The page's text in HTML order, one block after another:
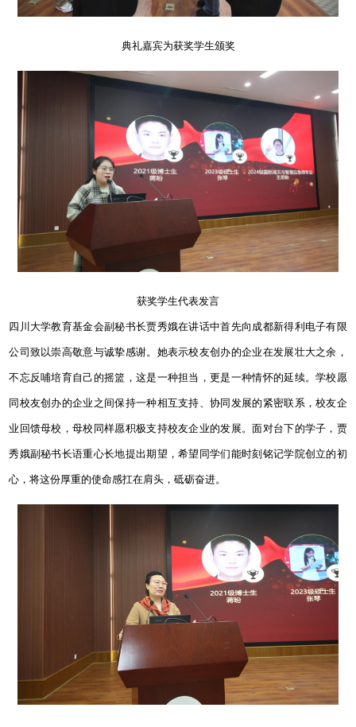
典礼嘉宾为获奖学生颁奖
获奖学生代表发言
四川大学教育基金会副秘书长贾秀娥在讲话中首先向成都新得利电子有限
公司致以崇高敬意与诚挚感谢。她表示校友创办的企业在发展壮大之余，
不忘反哺培育自己的摇篮，这是一种担当，更是一种情怀的延续。学校愿
同校友创办的企业之间保持一种相互支持、协同发展的紧密联系，校友企
业回馈母校，母校同样愿积极支持校友企业的发展。面对台下的学子，贾
秀娥副秘书长语重心长地提出期望，希望同学们能时刻铭记学院创立的初
心，将这份厚重的使命感扛在肩头，砥砺奋进。